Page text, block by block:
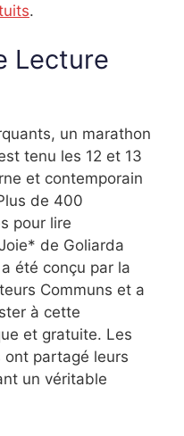
.
Lecture
un marathon
tenu les 12 et 13
et contemporain
de 400
pour lire
de Goliarda
été conçu par la
Communs et a
à cette
et gratuite. Les
partagé leurs
un véritable